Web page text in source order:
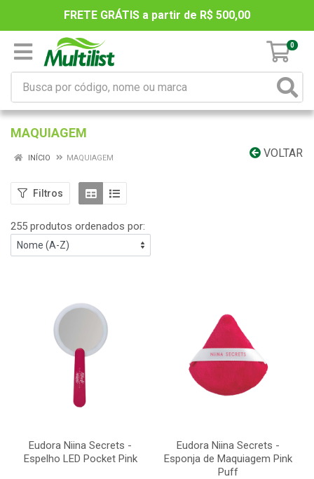
FRETE GRÁTIS a partir de R$ 500,00
0
MAQUIAGEM
VOLTAR
INÍCIO MAQUIAGEM
Filtros
255 produtos ordenados por:
Eudora Niina Secrets -
Espelho LED Pocket Pink
Eudora Niina Secrets -
Esponja de Maquiagem Pink
Puff